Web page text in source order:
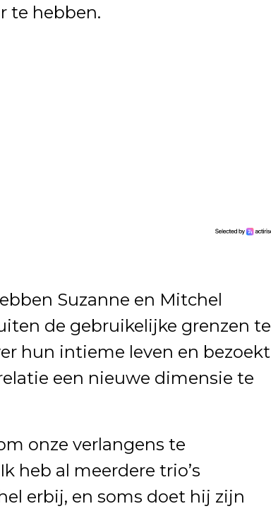
te hebben.
Suzanne en Mitchel
de gebruikelijke grenzen te
hun intieme leven en bezoekt
een nieuwe dimensie te
onze verlangens te
heb al meerdere trio’s
erbij, en soms doet hij zijn